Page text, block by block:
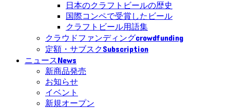
日本のクラフトビールの歴史
国際コンペで受賞したビール
クラフトビール用語集
クラウドファンディングcrowdfunding
定額・サブスクSubscription
ニュースNews
新商品発売
お知らせ
イベント
新規オープン